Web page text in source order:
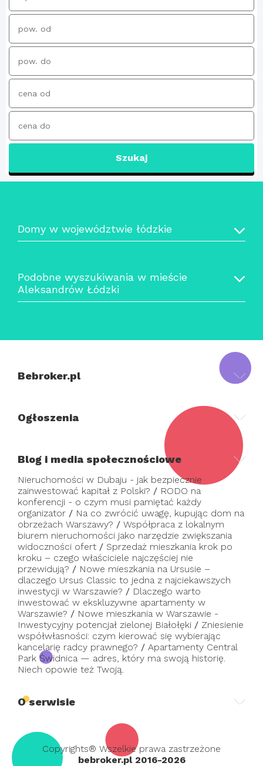
Szukaj
Domy w województwie łódzkie
Podobne wyszukiwania w mieście
Aleksandrów Łódzki
Bebroker.pl
Ogłoszenia
Blog i media społecznościowe
Nieruchomości w Dubaju - jak bezpiecznie
zainwestować kapitał z Polski? / RODO na
konferencji - o czym musi pamiętać każdy
organizator / Na co zwrócić uwagę, kupując dom na
obrzeżach Warszawy? / Współpraca z lokalnym
biurem nieruchomości jako narzędzie zwiększania
widoczności ofert / Sprzedaż mieszkania krok po
kroku – czego właściciele najczęściej nie
przewidują? / Nowe mieszkania na Ursusie –
dlaczego Ursus Classic to jedna z najciekawszych
inwestycji w Warszawie? / Dlaczego warto
inwestować w ekskluzywne apartamenty w
Warszawie? / Nowe mieszkania w Warszawie -
Inwestycyjny potencjał zielonej Białołęki / Zniesienie
współwłasności: czym kierować się wybierając
kancelarię radcy prawnego? / Apartamenty Central
Park Świdnica — adres, który ma swoją historię.
Niech opowie też Twoją.
O serwisie
Copyrights® Wszelkie prawa zastrzeżone
bebroker.pl 2016-2026